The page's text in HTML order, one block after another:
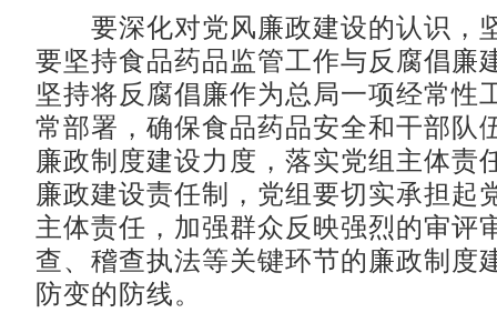
要深化对党风廉政建设的认识，
要坚持食品药品监管工作与反腐倡廉
坚持将反腐倡廉作为总局一项经常性
常部署，确保食品药品安全和干部队
廉政制度建设力度，落实党组主体责
廉政建设责任制，党组要切实承担起
主体责任，加强群众反映强烈的审评
查、稽查执法等关键环节的廉政制度
防变的防线。